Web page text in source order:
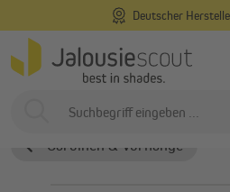
Deutscher Hersteller – seit 1878
Startseite
Gardinen & Vorhänge